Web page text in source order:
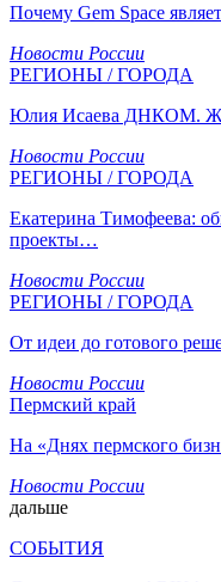
Почему Gem Space
Новости России
РЕГИОНЫ / ГОРОДА
Юлия Исаева ДНКОМ.
Новости России
РЕГИОНЫ / ГОРОДА
Екатерина Тимофеева:
проекты…
Новости России
РЕГИОНЫ / ГОРОДА
От идеи до готового
Новости России
Пермский край
На «Днях пермского
Новости России
дальше
СОБЫТИЯ